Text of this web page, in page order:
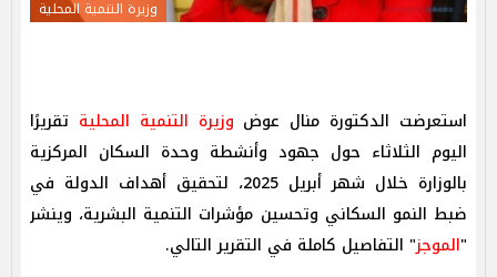
وزيرة التنمية المحلية
استعرضت الدكتورة منال عوض وزيرة التنمية المحلية تقريرًا
اليوم الثلاثاء حول جهود وأنشطة وحدة السكان المركزية
بالوزارة خلال شهر أبريل 2025، لتحقيق أهداف الدولة في
ضبط النمو السكاني وتحسين مؤشرات التنمية البشرية، وينشر
"الموجز" التفاصيل كاملة في التقرير التالي.